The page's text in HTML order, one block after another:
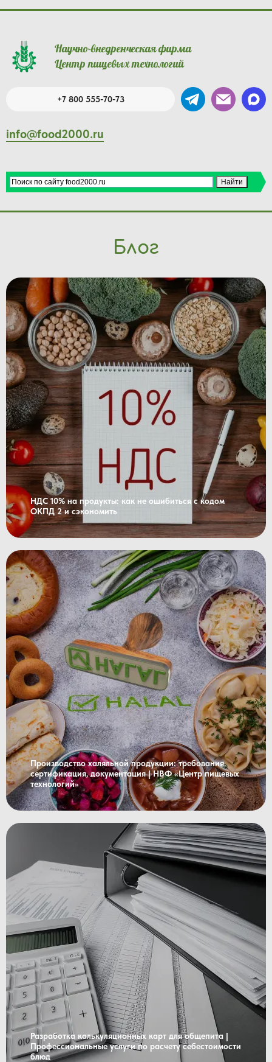
Научно-внедренческая фирма
Центр пищевых технологий
+7 800 555-70-73
info@food2000.ru
Блог
НДС 10% на продукты: как не ошибиться с кодом
ОКПД 2 и сэкономить
Производство халяльной продукции: требования,
сертификация, документация | НВФ «Центр пищевых
технологий»
Разработка калькуляционных карт для общепита |
Профессиональные услуги по расчету себестоимости
блюд